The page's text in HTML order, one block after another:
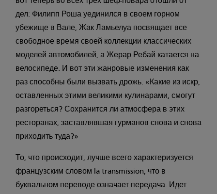
дел: Филипп Роша уединился в своем горном
убежище в Вале, Жак Ламьелуа посвящает все
свободное время своей коллекции классических
моделей автомобилей, а Жерар Ребай катается на
велосипеде. И вот эти жанровые изменения как
раз способны были вызвать дрожь. «Какие из искр,
оставленных этими великими кулинарами, смогут
разгореться? Сохранится ли атмосфера в этих
ресторанах, заставлявшая гурманов снова и снова
приходить туда?»
То, что происходит, лучше всего характеризуется
французским словом la transmission, что в
буквальном переводе означает передача. Идет